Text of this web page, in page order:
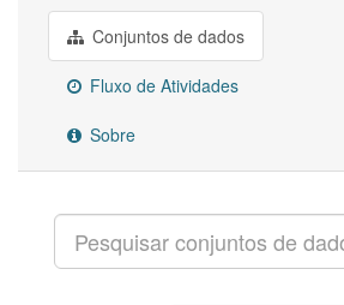
Conjuntos de dados
Fluxo de Atividades
Sobre